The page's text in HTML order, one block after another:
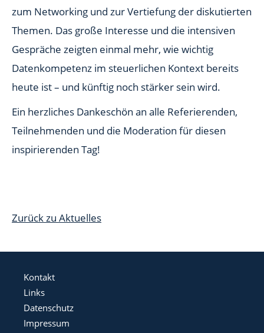
zum Networking und zur Vertiefung der diskutierten
Themen. Das große Interesse und die intensiven
Gespräche zeigten einmal mehr, wie wichtig
Datenkompetenz im steuerlichen Kontext bereits
heute ist – und künftig noch stärker sein wird.
Ein herzliches Dankeschön an alle Referierenden,
Teilnehmenden und die Moderation für diesen
inspirierenden Tag!
Zurück zu Aktuelles
Kontakt
Links
Datenschutz
Impressum